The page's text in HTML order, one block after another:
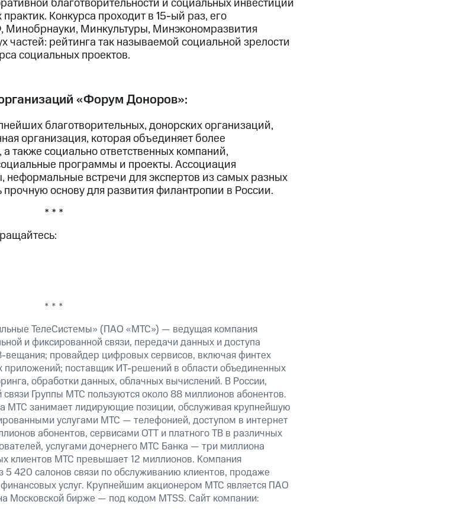
благотворительности и социальных инвестиций
Конкурса проходит в 15-ый раз, его
Минкультуры, Минэкономразвития
частей: рейтинга так называемой социальной зрелости
социальных проектов.
«Форум Доноров»:
благотворительных, донорских организаций,
организация, которая объединяет более
также социально ответственных компаний,
программы и проекты. Ассоциация
неформальные встречи для экспертов из самых разных
основу для развития филантропии в России.
* * *
* * *
ТелеСистемы» (ПАО «МТС») — ведущая компания
и фиксированной связи, передачи данных и доступа
вещания; провайдер цифровых сервисов, включая финтех
поставщик ИТ-решений в области объединенных
обработки данных, облачных вычислений. В России,
Группы МТС пользуются около 88 миллионов абонентов.
МТС занимает лидирующие позиции, обслуживая крупнейшую
услугами МТС — телефонией, доступом в интернет
абонентов, сервисами OTT и платного ТВ в различных
услугами дочернего МТС Банка — три миллиона
клиентов МТС превышает 12 миллионов. Компания
5 420 салонов связи по обслуживанию клиентов, продаже
услуг. Крупнейшим акционером МТС является ПАО
Московской бирже — под кодом MTSS. Сайт компании: